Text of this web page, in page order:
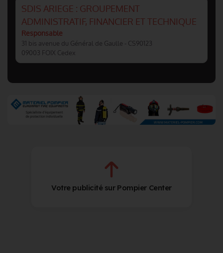
SDIS ARIEGE : GROUPEMENT
ADMINISTRATIF, FINANCIER ET TECHNIQUE
Responsable
31 bis avenue du Général de Gaulle - CS90123
09003 FOIX Cedex
Votre publicité sur Pompier Center